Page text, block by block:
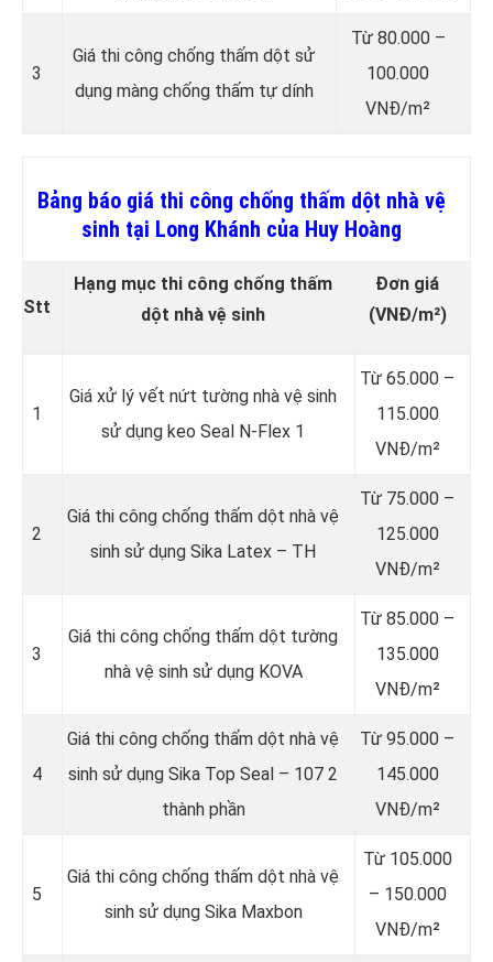
3
Giá thi công chống thấm dột sử
dụng màng chống thấm tự dính
Từ 80.000 –
100.000
VNĐ/m²
Bảng báo giá thi công chống thấm dột nhà vệ
sinh tại Long Khánh của Huy Hoàng
Stt
Hạng mục thi công chống thấm
dột nhà vệ sinh
Đơn giá
(VNĐ/m²)
1
Giá xử lý vết nứt tường nhà vệ sinh
sử dụng keo Seal N-Flex 1
Từ 65.000 –
115.000
VNĐ/m²
2
Giá thi công chống thấm dột nhà vệ
sinh sử dụng Sika Latex – TH
Từ 75.000 –
125.000
VNĐ/m²
3
Giá thi công chống thấm dột tường
nhà vệ sinh sử dụng KOVA
Từ 85.000 –
135.000
VNĐ/m²
4
Giá thi công chống thấm dột nhà vệ
sinh sử dụng Sika Top Seal – 107 2
thành phần
Từ 95.000 –
145.000
VNĐ/m²
5
Giá thi công chống thấm dột nhà vệ
sinh sử dụng Sika Maxbon
Từ 105.000
– 150.000
VNĐ/m²